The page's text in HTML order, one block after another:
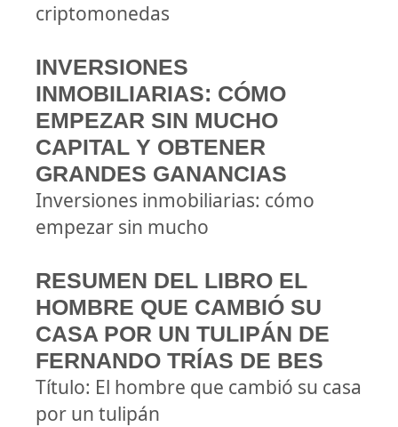
criptomonedas
INVERSIONES
INMOBILIARIAS: CÓMO
EMPEZAR SIN MUCHO
CAPITAL Y OBTENER
GRANDES GANANCIAS
Inversiones inmobiliarias: cómo
empezar sin mucho
RESUMEN DEL LIBRO EL
HOMBRE QUE CAMBIÓ SU
CASA POR UN TULIPÁN DE
FERNANDO TRÍAS DE BES
Título: El hombre que cambió su casa
por un tulipán